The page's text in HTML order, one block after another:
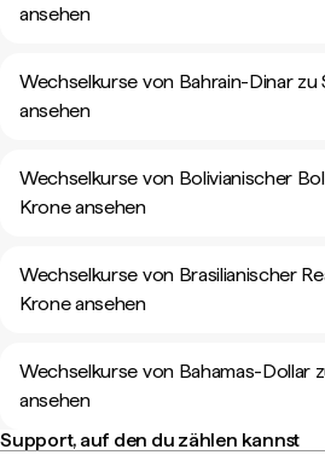
ansehen
Wechselkurse von Bahrain-Dinar
ansehen
Wechselkurse von Bolivianischer
Krone ansehen
Wechselkurse von Brasilianischer
Krone ansehen
Wechselkurse von Bahamas-Dollar
ansehen
Support, auf den du zählen kannst